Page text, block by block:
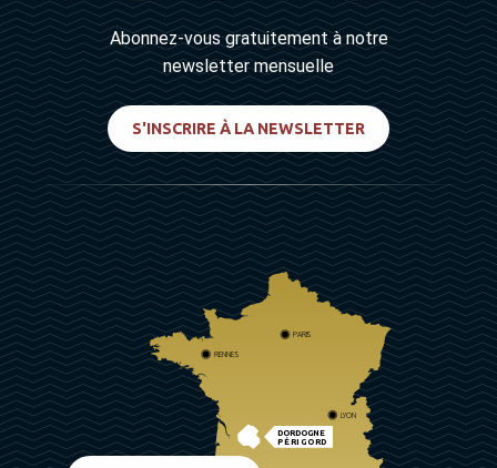
Abonnez-vous gratuitement à notre
newsletter mensuelle
S'INSCRIRE À LA NEWSLETTER
DORDOGNE
PÉRIGORD
PARIS
RENNES
LYON